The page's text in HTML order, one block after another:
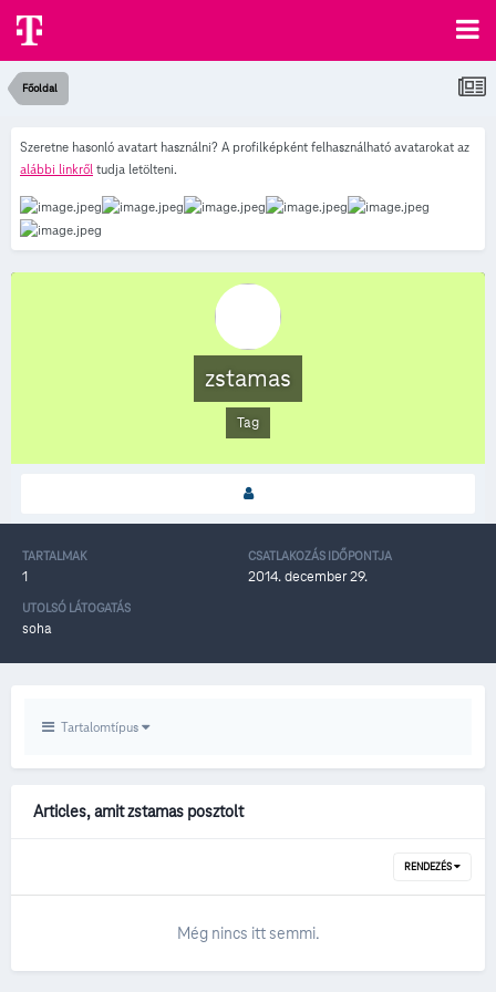
Főoldal
Szeretne hasonló avatart használni? A profilképként felhasználható avatarokat az
alábbi linkről tudja letölteni.
zstamas
Tag
TARTALMAK
1
CSATLAKOZÁS IDŐPONTJA
2014. december 29.
UTOLSÓ LÁTOGATÁS
soha
Tartalomtípus
Articles, amit zstamas posztolt
RENDEZÉS
Még nincs itt semmi.